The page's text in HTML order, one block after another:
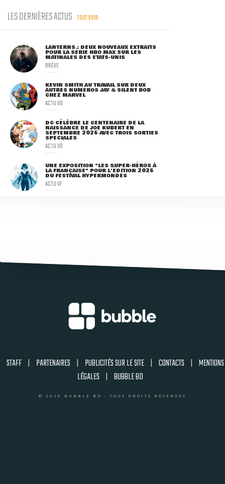
LES DERNIÈRES ACTUS TOUT VOIR
LANTERNS : DEUX NOUVEAUX EXTRAITS
POUR LA SÉRIE HBO MAX SUR LES
MATINALES DES ETATS-UNIS
BRÈVE
KEVIN SMITH AU TRAVAIL SUR DEUX
AUTRES NUMÉROS JAY & SILENT BOB
CHEZ MARVEL
ACTU VO
DC CÉLÈBRE LE CENTENAIRE DE LA
NAISSANCE DE JOE KUBERT EN
SEPTEMBRE 2026 AVEC TROIS SORTIES
SPÉCIALES
ACTU VO
UNE EXPOSITION "LES SUPER-HÉROS À
LA FRANÇAISE" POUR L'ÉDITION 2026
DU FESTIVAL HYPERMONDES
ACTU VF
STAFF | PARTENAIRES | PUBLICITÉS SUR LE SITE | CONTACTS | MENTIONS
LÉGALES | BUBBLE BD
© 2026 BUBBLE BD - TOUS DROITS RÉSERVÉS